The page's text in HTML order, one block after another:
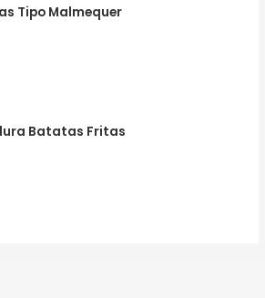
Tipo Malmequer
Batatas Fritas